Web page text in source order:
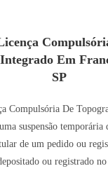
Em
SP
Compulsória De
suspensão temporária
de um pedido ou
ou registrado